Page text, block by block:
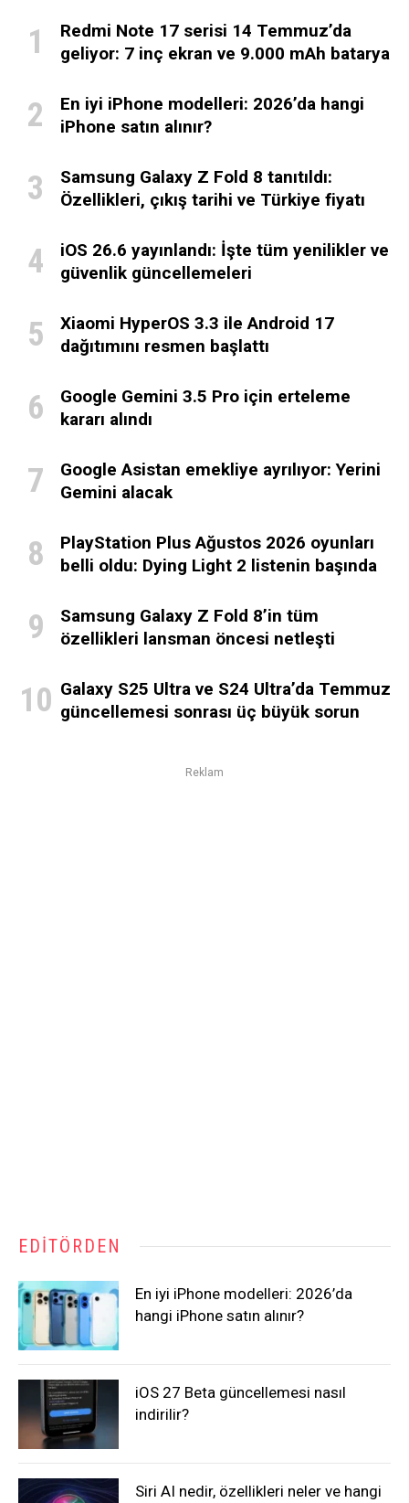
Redmi Note 17 serisi 14 Temmuz’da
geliyor: 7 inç ekran ve 9.000 mAh batarya
En iyi iPhone modelleri: 2026’da hangi
iPhone satın alınır?
Samsung Galaxy Z Fold 8 tanıtıldı:
Özellikleri, çıkış tarihi ve Türkiye fiyatı
iOS 26.6 yayınlandı: İşte tüm yenilikler ve
güvenlik güncellemeleri
Xiaomi HyperOS 3.3 ile Android 17
dağıtımını resmen başlattı
Google Gemini 3.5 Pro için erteleme
kararı alındı
Google Asistan emekliye ayrılıyor: Yerini
Gemini alacak
PlayStation Plus Ağustos 2026 oyunları
belli oldu: Dying Light 2 listenin başında
Samsung Galaxy Z Fold 8’in tüm
özellikleri lansman öncesi netleşti
Galaxy S25 Ultra ve S24 Ultra’da Temmuz
güncellemesi sonrası üç büyük sorun
Reklam
EDITÖRDEN
En iyi iPhone modelleri: 2026’da
hangi iPhone satın alınır?
iOS 27 Beta güncellemesi nasıl
indirilir?
Siri AI nedir, özellikleri neler ve hangi